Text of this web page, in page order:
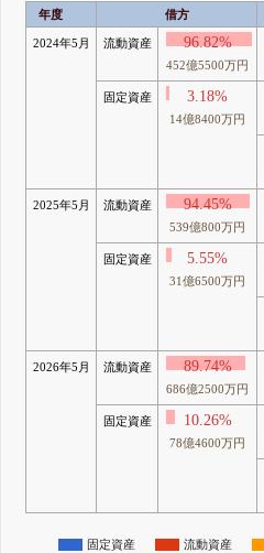
年度 借方
2024年5月 流動資産 96.82%
452億5500万円
固定資産 3.18%
14億8400万円
2025年5月 流動資産 94.45%
539億800万円
固定資産 5.55%
31億6500万円
2026年5月 流動資産 89.74%
686億2500万円
固定資産 10.26%
78億4600万円
固定資産 流動資産